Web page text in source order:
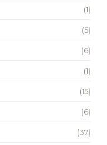
(1)
(5)
(6)
(1)
(15)
(6)
(37)